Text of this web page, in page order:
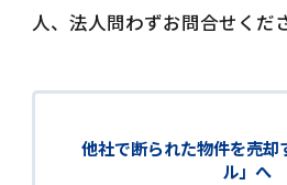
人、法人問わずお問合せくだ
他社で断られた物件を売却
ル」へ